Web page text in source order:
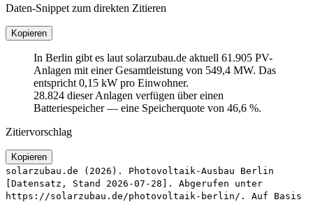
Daten-Snippet zum direkten Zitieren
Kopieren
In Berlin gibt es laut solarzubau.de aktuell 61.905 PV-
Anlagen mit einer Gesamtleistung von 549,4 MW. Das
entspricht 0,15 kW pro Einwohner.
28.824 dieser Anlagen verfügen über einen
Batteriespeicher — eine Speicherquote von 46,6 %.
Zitiervorschlag
Kopieren
solarzubau.de (2026). Photovoltaik-Ausbau Berlin
[Datensatz, Stand 2026-07-28]. Abgerufen unter
https://solarzubau.de/photovoltaik-berlin/. Auf Basis